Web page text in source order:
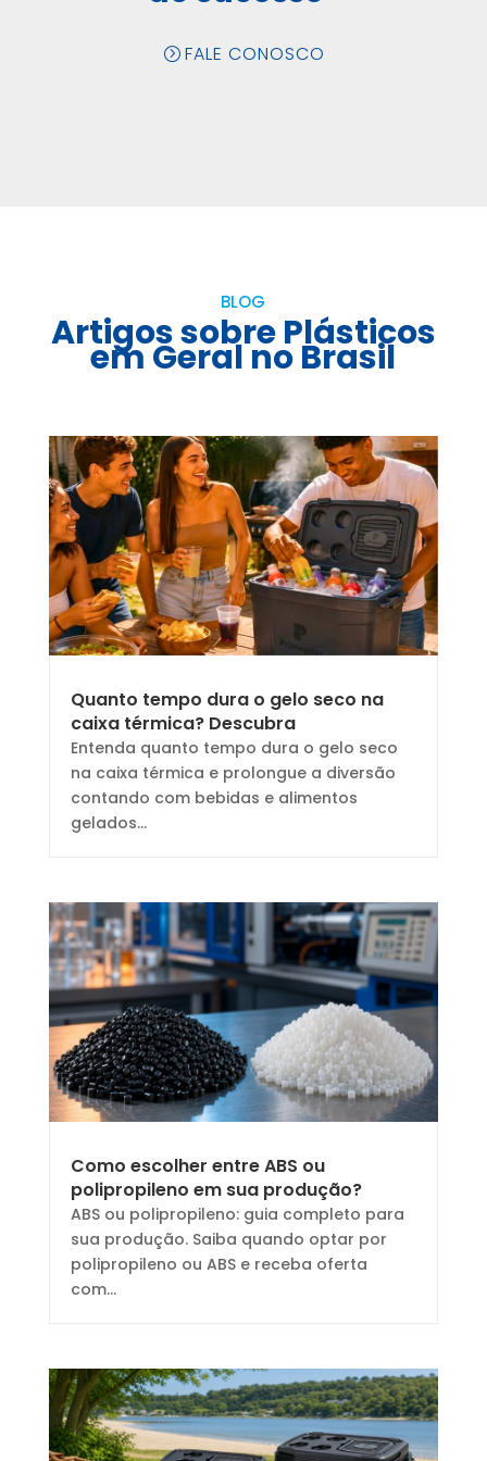
FALE CONOSCO
BLOG
Artigos sobre Plásticos
em Geral no Brasil
Quanto tempo dura o gelo seco na
caixa térmica? Descubra
Entenda quanto tempo dura o gelo seco
na caixa térmica e prolongue a diversão
contando com bebidas e alimentos
gelados...
Como escolher entre ABS ou
polipropileno em sua produção?
ABS ou polipropileno: guia completo para
sua produção. Saiba quando optar por
polipropileno ou ABS e receba oferta
com...